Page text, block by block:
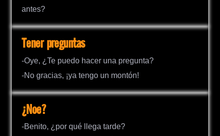
antes?
Tener preguntas
-Oye, ¿Te puedo hacer una pregunta?
-No gracias, ¡ya tengo un montón!
¿Noe?
-Benito, ¿por qué llega tarde?